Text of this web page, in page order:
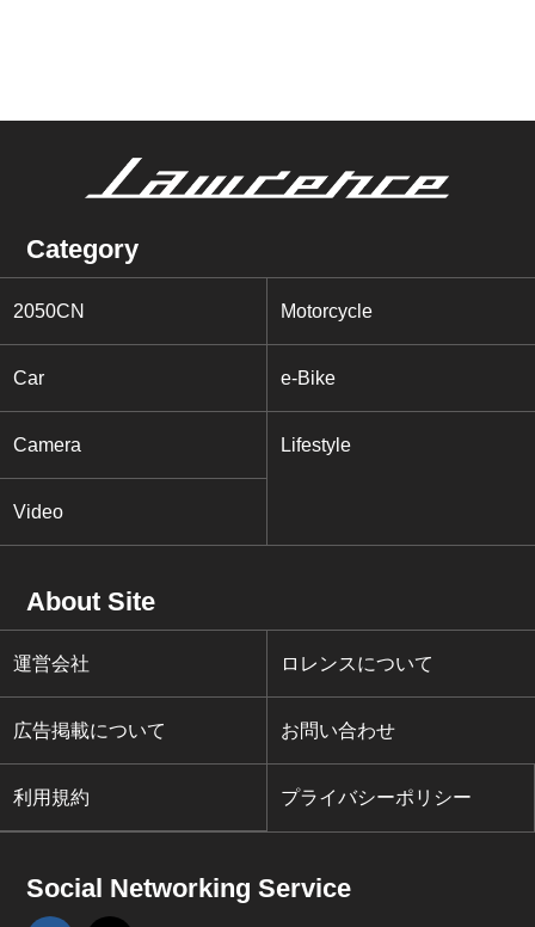
Category
2050CN Motorcycle
Car e-Bike
Camera Lifestyle
Video
About Site
運営会社 ロレンスについて
広告掲載について お問い合わせ
利用規約 プライバシーポリシー
Social Networking Service